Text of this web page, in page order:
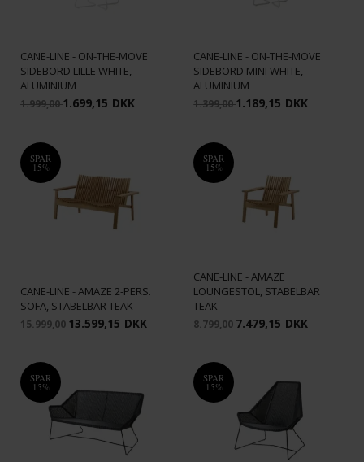
CANE-LINE - ON-THE-MOVE
SIDEBORD LILLE WHITE,
ALUMINIUM
1.999,001.699,15 DKK
CANE-LINE - ON-THE-MOVE
SIDEBORD MINI WHITE,
ALUMINIUM
1.399,001.189,15 DKK
SPAR
15%
CANE-LINE - AMAZE 2-PERS.
SOFA, STABELBAR TEAK
15.999,0013.599,15 DKK
SPAR
15%
CANE-LINE - AMAZE
LOUNGESTOL, STABELBAR
TEAK
8.799,007.479,15 DKK
SPAR
15%
SPAR
15%